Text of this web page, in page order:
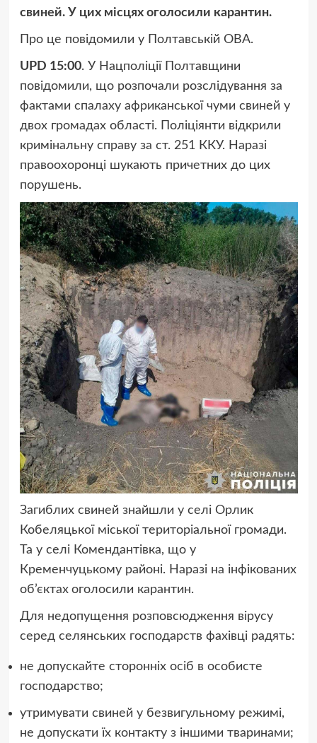
свиней. У цих місцях оголосили карантин.
Про це повідомили у Полтавській ОВА.
UPD 15:00. У Нацполіції Полтавщини
повідомили, що розпочали розслідування за
фактами спалаху африканської чуми свиней у
двох громадах області. Поліціянти відкрили
кримінальну справу за ст. 251 ККУ. Наразі
правоохоронці шукають причетних до цих
порушень.
Загиблих свиней знайшли у селі Орлик
Кобеляцької міської територіальної громади.
Та у селі Комендантівка, що у
Кременчуцькому районі. Наразі на інфікованих
об’єктах оголосили карантин.
Для недопущення розповсюдження вірусу
серед селянських господарств фахівці радять:
не допускайте сторонніх осіб в особисте
господарство;
утримувати свиней у безвигульному режимі,
не допускати їх контакту з іншими тваринами;